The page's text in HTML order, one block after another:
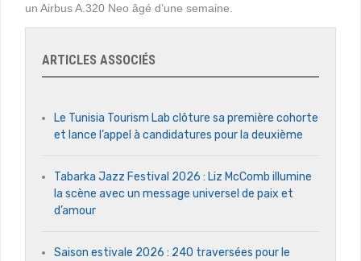
un Airbus A.320 Neo âgé d’une semaine.
ARTICLES ASSOCIÉS
Le Tunisia Tourism Lab clôture sa première cohorte
et lance l’appel à candidatures pour la deuxième
Tabarka Jazz Festival 2026 : Liz McComb illumine
la scène avec un message universel de paix et
d’amour
Saison estivale 2026 : 240 traversées pour le